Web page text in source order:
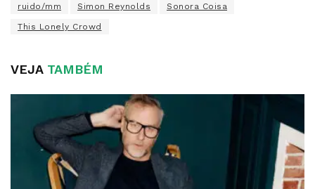
ruido/mm Simon Reynolds Sonora Coisa
This Lonely Crowd
VEJATAMBÉM